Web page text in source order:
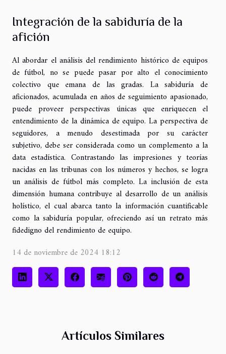
Integración de la sabiduría de la
afición
Al abordar el análisis del rendimiento histórico de equipos
de fútbol, no se puede pasar por alto el conocimiento
colectivo que emana de las gradas. La sabiduría de
aficionados, acumulada en años de seguimiento apasionado,
puede proveer perspectivas únicas que enriquecen el
entendimiento de la dinámica de equipo. La perspectiva de
seguidores, a menudo desestimada por su carácter
subjetivo, debe ser considerada como un complemento a la
data estadística. Contrastando las impresiones y teorías
nacidas en las tribunas con los números y hechos, se logra
un análisis de fútbol más completo. La inclusión de esta
dimensión humana contribuye al desarrollo de un análisis
holístico, el cual abarca tanto la información cuantificable
como la sabiduría popular, ofreciendo así un retrato más
fidedigno del rendimiento de equipo.
14 de noviembre de 2024 18:12
Artículos Similares